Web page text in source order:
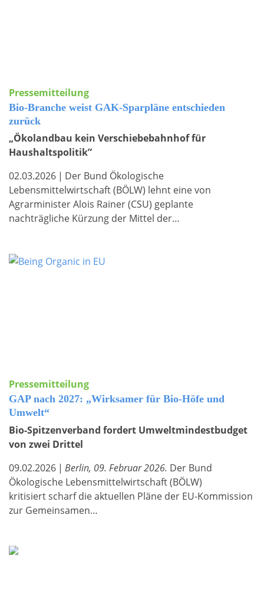
Pressemitteilung
Bio-Branche weist GAK-Sparpläne entschieden
zurück
„Ökolandbau kein Verschiebebahnhof für
Haushaltspolitik”
02.03.2026 | Der Bund Ökologische
Lebensmittelwirtschaft (BÖLW) lehnt eine von
Agrarminister Alois Rainer (CSU) geplante
nachträgliche Kürzung der Mittel der…
Pressemitteilung
GAP nach 2027: „Wirksamer für Bio-Höfe und
Umwelt“
Bio-Spitzenverband fordert Umweltmindestbudget
von zwei Drittel
09.02.2026 | Berlin, 09. Februar 2026. Der Bund
Ökologische Lebensmittelwirtschaft (BÖLW)
kritisiert scharf die aktuellen Pläne der EU-Kommission
zur Gemeinsamen…